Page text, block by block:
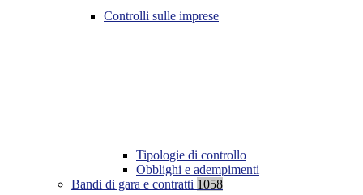
Controlli sulle imprese
Tipologie di controllo
Obblighi e adempimenti
Bandi di gara e contratti 1058